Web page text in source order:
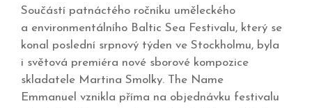
Součástí patnáctého ročníku uměleckého
a environmentálního Baltic Sea Festivalu, který se
konal poslední srpnový týden ve Stockholmu, byla
i světová premiéra nové sborové kompozice
skladatele Martina Smolky. The Name
Emmanuel vznikla příma na objednávku festivalu